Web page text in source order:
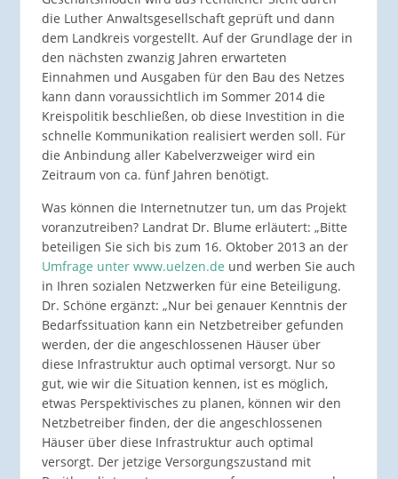
die Luther Anwaltsgesellschaft geprüft und dann
dem Landkreis vorgestellt. Auf der Grundlage der in
den nächsten zwanzig Jahren erwarteten
Einnahmen und Ausgaben für den Bau des Netzes
kann dann voraussichtlich im Sommer 2014 die
Kreispolitik beschließen, ob diese Investition in die
schnelle Kommunikation realisiert werden soll. Für
die Anbindung aller Kabelverzweiger wird ein
Zeitraum von ca. fünf Jahren benötigt.
Was können die Internetnutzer tun, um das Projekt
voranzutreiben? Landrat Dr. Blume erläutert: „Bitte
beteiligen Sie sich bis zum 16. Oktober 2013 an der
Umfrage unter www.uelzen.de und werben Sie auch
in Ihren sozialen Netzwerken für eine Beteiligung.
Dr. Schöne ergänzt: „Nur bei genauer Kenntnis der
Bedarfssituation kann ein Netzbetreiber gefunden
werden, der die angeschlossenen Häuser über
diese Infrastruktur auch optimal versorgt. Nur so
gut, wie wir die Situation kennen, ist es möglich,
etwas Perspektivisches zu planen, können wir den
Netzbetreiber finden, der die angeschlossenen
Häuser über diese Infrastruktur auch optimal
versorgt. Der jetzige Versorgungszustand mit